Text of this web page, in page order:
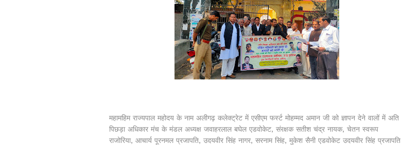
महामहिम राज्यपाल महोदय के नाम अलीगढ़ कलेक्ट्रेट में एसीएम फर्स्ट मोहम्मद अमान जी को ज्ञापन देने वालों में अति
पिछड़ा अधिकार मंच के मंडल अध्यक्ष जवाहरलाल बघेल एडवोकेट, संरक्षक सतीश चंद्र नायक, चेतन स्वरूप
राजोरिया, आचार्य पूरनमल प्रजापति, उदयवीर सिंह नागर, सरनाम सिंह, मुकेश सैनी एडवोकेट उदयवीर सिंह प्रजापति